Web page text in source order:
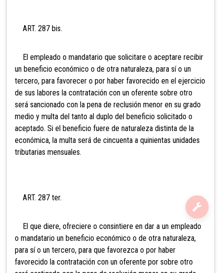
ART. 287 bis.
El empleado o mandatario que solicitare o aceptare recibir
un beneficio económico o de otra naturaleza, para sí o un
tercero, para favorecer o por haber favorecido en el ejercicio
de sus labores la contratación con un oferente sobre otro
será sancionado con la pena de reclusión menor en su grado
medio y multa del tanto al duplo del beneficio solicitado o
aceptado. Si el beneficio fuere de naturaleza distinta de la
económica, la multa será de cincuenta a quinientas unidades
tributarias mensuales.
ART. 287 ter.
El que diere, ofreciere o consintiere en dar a un empleado
o mandatario un beneficio económico o de otra naturaleza,
para sí o un tercero, para que favorezca o por haber
favorecido la contratación con un oferente por sobre otro